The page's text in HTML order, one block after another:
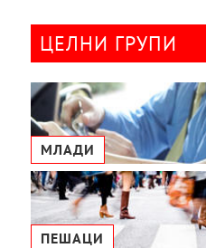
ЦЕЛНИ ГРУПИ
МЛАДИ
ПЕШАЦИ